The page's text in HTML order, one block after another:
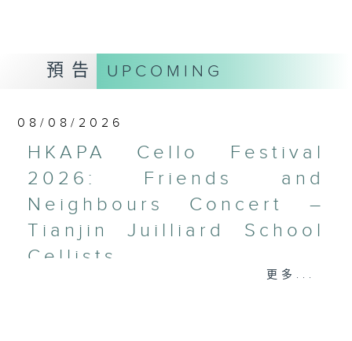
《未來是否存在？》 (10’)
盛宗亮
《燦影》 (20’)
《來自我腦海中的影像》 (15’)
蕭斯達高維契（巴薩改編）
香港科技大學主辦
2026年6月10日香港大會堂劇院錄音
預告 UPCOMING
08/08/2026
HKAPA Cello Festival
2026: Friends and
Neighbours Concert –
Tianjin Juilliard School
Cellists
HKAPA Cello Festival 2026:
更多...